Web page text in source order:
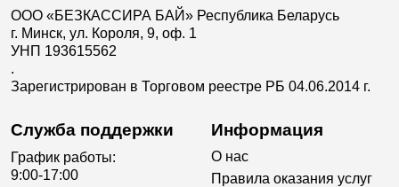
ООО «БЕЗКАССИРА БАЙ» Республика Беларусь
г. Минск, ул. Короля, 9, оф. 1
УНП 193615562
.
Зарегистрирован в Торговом реестре РБ 04.06.2014 г.
Служба поддержки
График работы:
9:00-17:00
Информация
О нас
Правила оказания услуг